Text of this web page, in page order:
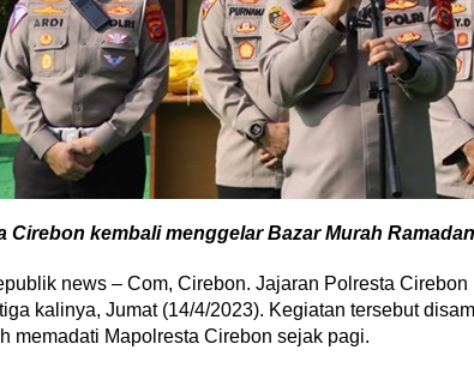
Cirebon kembali menggelar Bazar Murah
news – Com, Cirebon. Jajaran Polresta
kalinya, Jumat (14/4/2023). Kegiatan tersebut
memadati Mapolresta Cirebon sejak pagi.